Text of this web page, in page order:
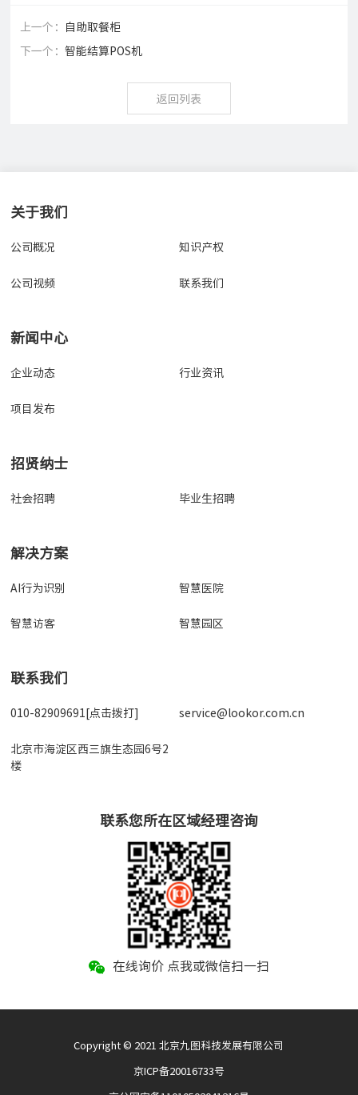
上一个： 自助取餐柜
下一个：智能结算POS机
返回列表
关于我们
公司概况 知识产权
公司视频 联系我们
新闻中心
企业动态 行业资讯
项目发布
招贤纳士
社会招聘 毕业生招聘
解决方案
AI行为识别 智慧医院
智慧访客 智慧园区
联系我们
010-82909691[点击拨打] service@lookor.com.cn
北京市海淀区西三旗生态园6号2
楼
联系您所在区域经理咨询
在线询价 点我或微信扫一扫
Copyright © 2021 北京九图科技发展有限公司
京ICP备20016733号